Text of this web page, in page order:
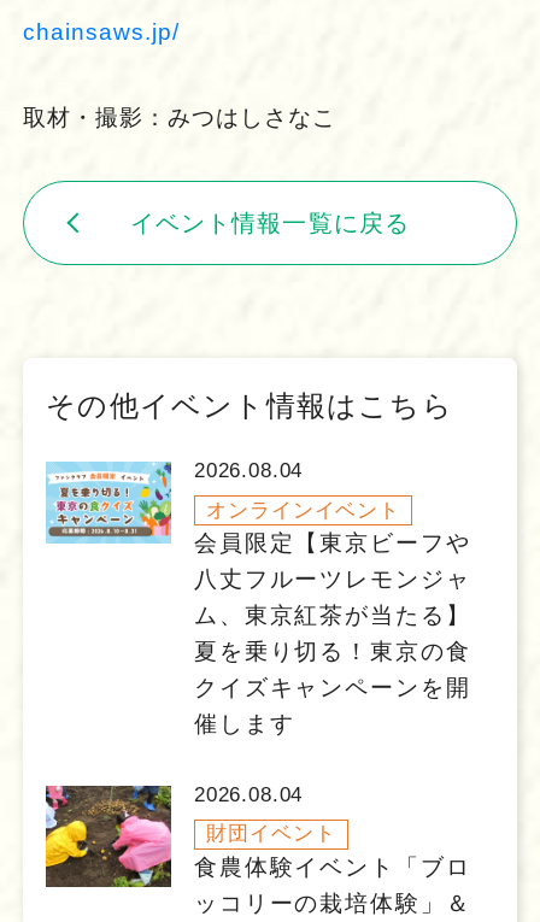
chainsaws.jp/
取材・撮影：みつはしさなこ
イベント情報一覧に戻る
その他イベント情報はこちら
2026.08.04
オンラインイベント
会員限定【東京ビーフや
八丈フルーツレモンジャ
ム、東京紅茶が当たる】
夏を乗り切る！東京の食
クイズキャンペーンを開
催します
2026.08.04
財団イベント
食農体験イベント「ブロ
ッコリーの栽培体験」＆